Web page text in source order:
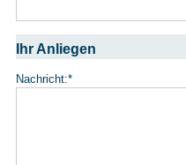
Ihr Anliegen
Nachricht:*